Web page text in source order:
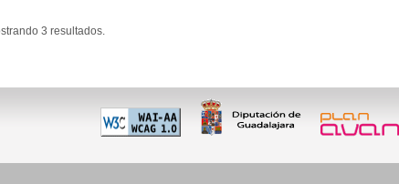
3 resultados.